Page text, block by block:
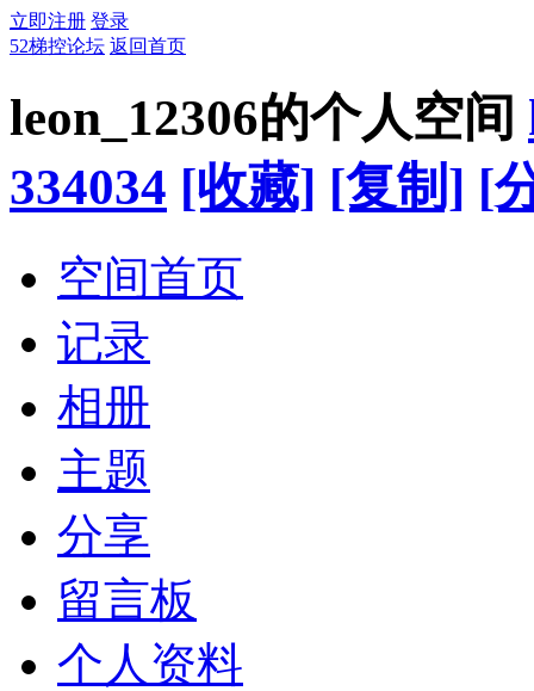
立即注册 登录
52梯控论坛 返回首页
leon_12306的个人空间
334034 [收藏] [复制] [
空间首页
记录
相册
主题
分享
留言板
个人资料